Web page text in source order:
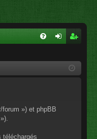
cri
») et phpBB
téléchargés